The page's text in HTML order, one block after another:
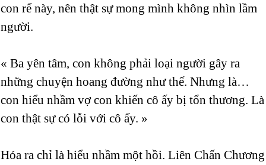
con rể này, nên thật sự mong mình không nhìn lầm
người.
« Ba yên tâm, con không phải loại người gây ra
những chuyện hoang đường như thế. Nhưng là…
con hiểu nhầm vợ con khiến cô ấy bị tổn thương. Là
con thật sự có lỗi với cô ấy. »
Hóa ra chỉ là hiểu nhầm một hồi. Liên Chấn Chương